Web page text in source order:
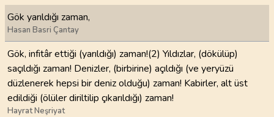
Gök yarıldığı zaman,
Hasan Basri Çantay
Gök, infitâr ettiği (yarıldığı) zaman!(2) Yıldızlar, (dökülüp)
saçıldığı zaman! Denizler, (birbirine) açıldığı (ve yeryüzü
düzlenerek hepsi bir deniz olduğu) zaman! Kabirler, alt üst
edildiği (ölüler diriltilip çıkarıldığı) zaman!
Hayrat Neşriyat